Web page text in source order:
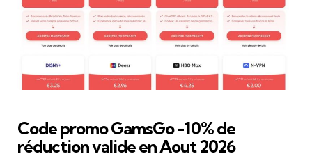
Code promo GamsGo -10% de
réduction valide en Aout 2026